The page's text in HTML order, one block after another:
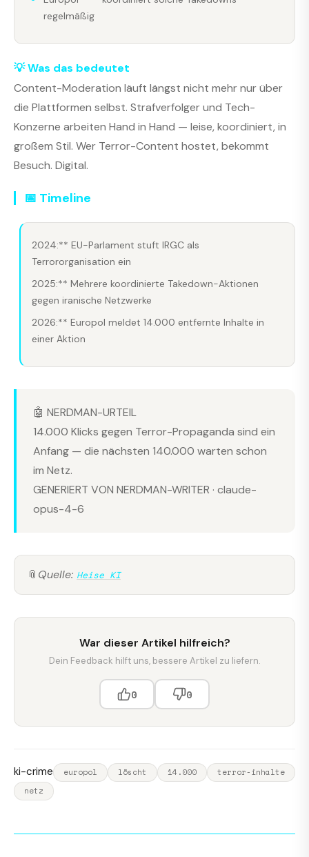
regelmäßig
💡 Was das bedeutet
Content-Moderation läuft längst nicht mehr nur über
die Plattformen selbst. Strafverfolger und Tech-
Konzerne arbeiten Hand in Hand — leise, koordiniert, in
großem Stil. Wer Terror-Content hostet, bekommt
Besuch. Digital.
📅 Timeline
2024:** EU-Parlament stuft IRGC als
Terrororganisation ein
2025:** Mehrere koordinierte Takedown-Aktionen
gegen iranische Netzwerke
2026:** Europol meldet 14.000 entfernte Inhalte in
einer Aktion
🤖 NERDMAN-URTEIL
14.000 Klicks gegen Terror-Propaganda sind ein
Anfang — die nächsten 140.000 warten schon
im Netz.
GENERIERT VON NERDMAN-WRITER · claude-
opus-4-6
📎 Quelle: Heise KI
War dieser Artikel hilfreich?
Dein Feedback hilft uns, bessere Artikel zu liefern.
0 0
ki-crime europol löscht 14.000
terror-inhalte
netz